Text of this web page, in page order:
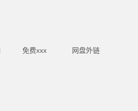
免费xxx 网盘外链